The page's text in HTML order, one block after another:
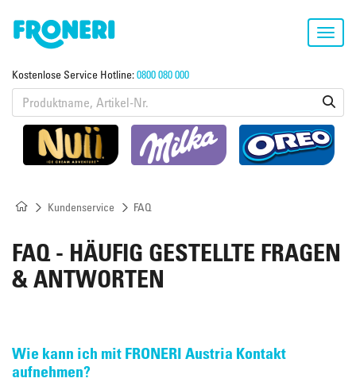
Kostenlose Service Hotline:0800 080 000
Kundenservice FAQ
FAQ - HÄUFIG GESTELLTE FRAGEN
& ANTWORTEN
Wie kann ich mit FRONERI Austria Kontakt
aufnehmen?